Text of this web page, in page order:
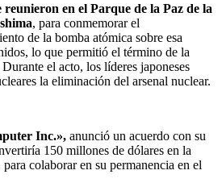
reunieron en el Parque de la Paz de la
, para conmemorar el
de la bomba atómica sobre esa
lo que permitió el término de la
el acto, los líderes japoneses
la eliminación del arsenal nuclear.
Inc.», anunció un acuerdo con su
150 millones de dólares en la
colaborar en su permanencia en el